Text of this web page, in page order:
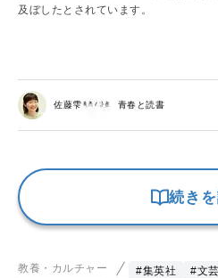
及ぼしたとされています。
佐藤雫 青春と読書
続き
教養・カルチャー #集英社 #文芸